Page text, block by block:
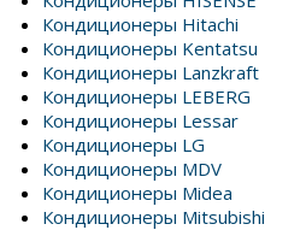
Кондиционеры Hitachi
Кондиционеры Kentatsu
Кондиционеры Lanzkraft
Кондиционеры LEBERG
Кондиционеры Lessar
Кондиционеры LG
Кондиционеры MDV
Кондиционеры Midea
Кондиционеры Mitsubishi